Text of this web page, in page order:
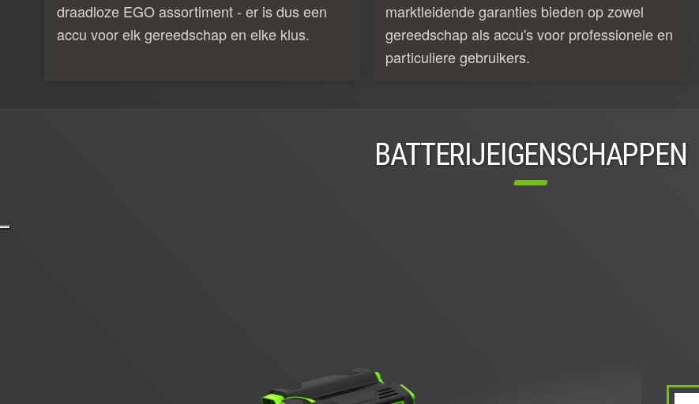
draadloze EGO assortiment - er is dus een
accu voor elk gereedschap en elke klus.
marktleidende garanties bieden op zowel
gereedschap als accu's voor professionele en
particuliere gebruikers.
BATTERIJEIGENSCHAPPEN